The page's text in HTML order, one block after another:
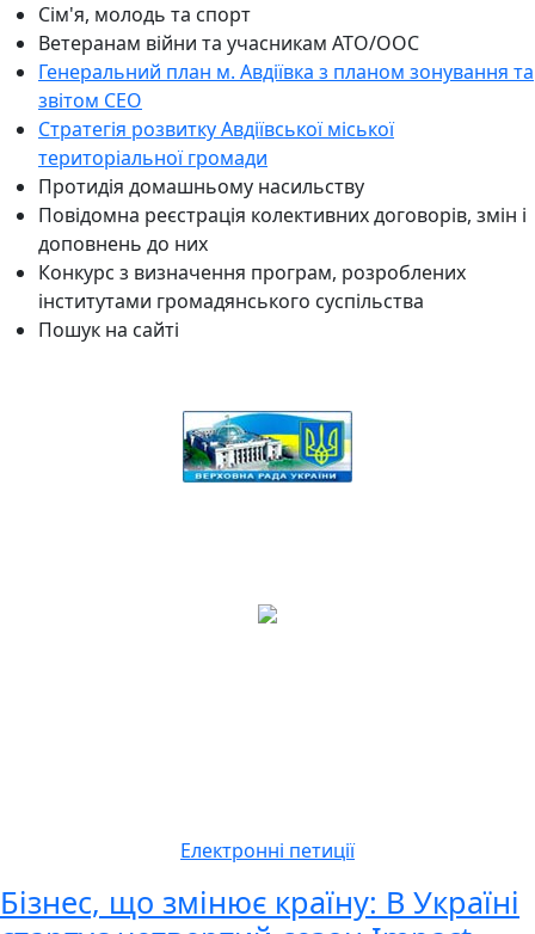
Сім'я, молодь та спорт
Ветеранам війни та учасникам АТО/ООС
Генеральний план м. Авдіївка з планом зонування та
звітом СЕО
Стратегія розвитку Авдіївської міської
територіальної громади
Протидія домашньому насильству
Повідомна реєстрація колективних договорів, змін і
доповнень до них
Конкурс з визначення програм, розроблених
інститутами громадянського суспільства
Пошук на сайті
Електронні петиції
Бізнес, що змінює країну: В Україні